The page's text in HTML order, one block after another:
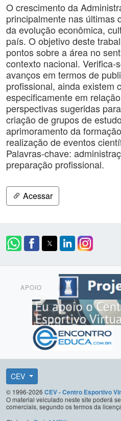
O crescimento da
principalmente nas últimas
da evolução econômica,
país. O objetivo deste
pontos sobre a área no
contexto nacional. Verifica-
avanços em termos de
profissional, ainda existem
especificamente em
perspectivas sugeridas
criação de grupos de
aprimoramento da
realização de eventos
Palavras-chave:
preparação profissional.
Acessar
APOIO
CEV
© 1996-2026 CEV - Centro Esportivo
O material veiculado neste site poderá
comerciais, segundo os termos da